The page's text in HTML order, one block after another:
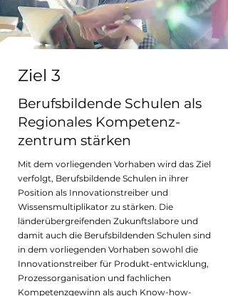
Ziel 3
Berufsbildende Schulen als
Regionales Kompetenz-
zentrum stärken
Mit dem vorliegenden Vorhaben wird das Ziel
verfolgt, Berufsbildende Schulen in ihrer
Position als Innovationstreiber und
Wissensmultiplikator zu stärken. Die
länderübergreifenden Zukunftslabore und
damit auch die Berufsbildenden Schulen sind
in dem vorliegenden Vorhaben sowohl die
Innovationstreiber für Produkt-entwicklung,
Prozessorganisation und fachlichen
Kompetenzgewinn als auch Know-how-